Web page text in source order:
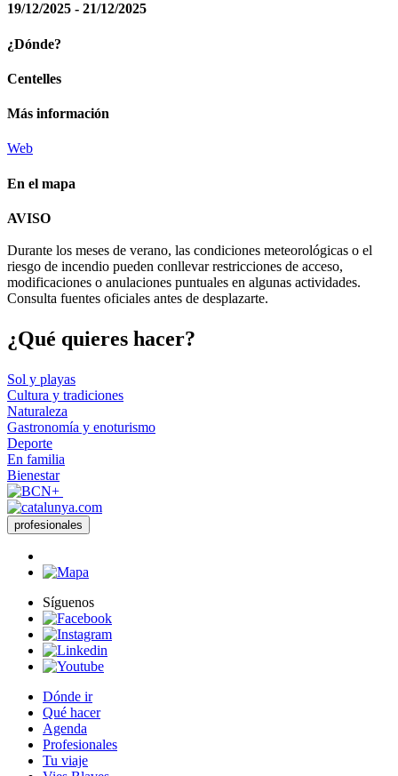
19/12/2025 - 21/12/2025
¿Dónde?
Centelles
Más información
Web
En el mapa
−
AVISO
Durante los meses de verano, las condiciones meteorológicas o el
riesgo de incendio pueden conllevar restricciones de acceso,
modificaciones o anulaciones puntuales en algunas actividades.
Consulta fuentes oficiales antes de desplazarte.
¿Qué quieres hacer?
Sol y playas
Cultura y tradiciones
Naturaleza
Gastronomía y enoturismo
Deporte
En familia
Bienestar
profesionales
Síguenos
Dónde ir
Qué hacer
Agenda
Profesionales
Tu viaje